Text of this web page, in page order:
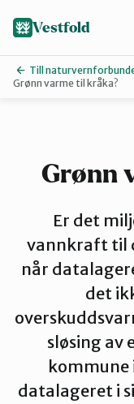
Horten
Larvik
Tønsberg
Vestfold
Till
Grønn varme til kråka?
Grønn
Er det
vannkraft til
når
det
sløsing av
kommune
datalageret i